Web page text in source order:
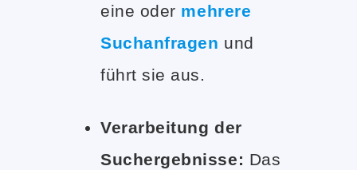
eine oder mehrere
Suchanfragen und
führt sie aus.
Verarbeitung der
Suchergebnisse: Das